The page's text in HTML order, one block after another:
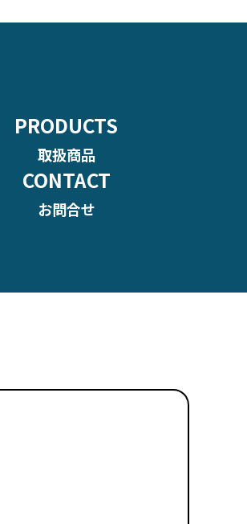
PRODUCTS
取扱商品
CONTACT
お問合せ